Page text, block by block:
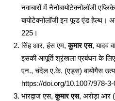
नवाचारों में नैनोबायोटेक्नोलॉजी
बायोटेक्नोलॉजी इन फूड एंड हेल्थ।
225।
सिंह आर, हंस एम,कुमार एस, यादव
इसकी आपूर्ति श्रृंखला प्रबंधन के
एन., चंदेल ए.के. (एड्स) बायोगैस
https://doi.org/10.1007/978-
भारद्वाज एस,कुमार एस, अरोड़ा आर